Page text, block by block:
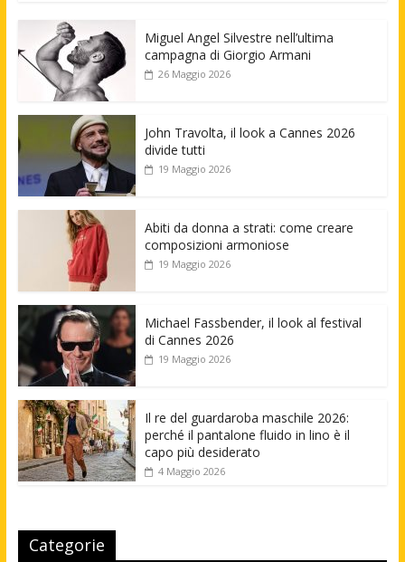
Miguel Angel Silvestre nell’ultima
campagna di Giorgio Armani
26 Maggio 2026
John Travolta, il look a Cannes 2026
divide tutti
19 Maggio 2026
Abiti da donna a strati: come creare
composizioni armoniose
19 Maggio 2026
Michael Fassbender, il look al festival
di Cannes 2026
19 Maggio 2026
Il re del guardaroba maschile 2026:
perché il pantalone fluido in lino è il
capo più desiderato
4 Maggio 2026
Categorie